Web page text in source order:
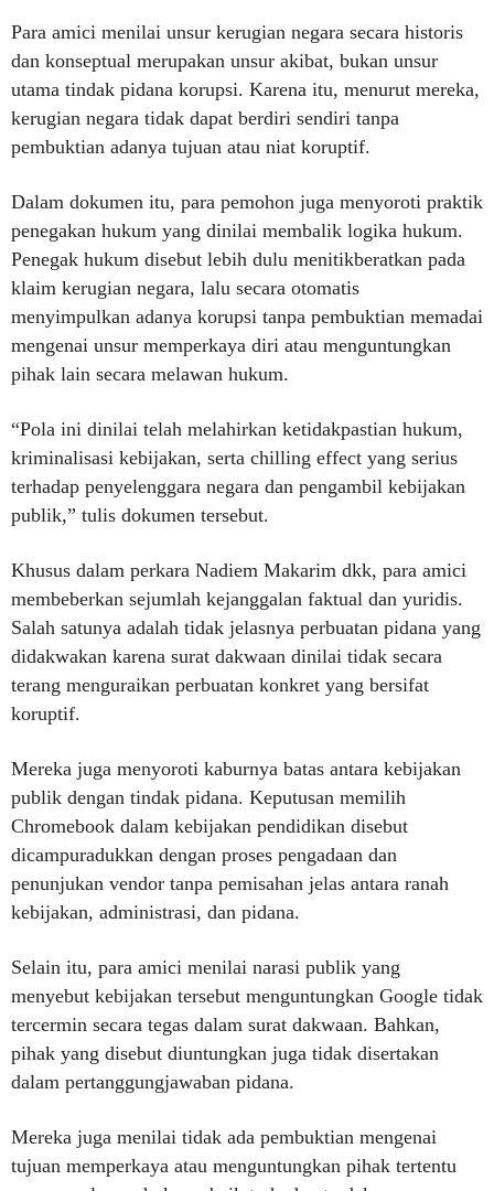
Para amici menilai unsur kerugian negara secara historis
dan konseptual merupakan unsur akibat, bukan unsur
utama tindak pidana korupsi. Karena itu, menurut mereka,
kerugian negara tidak dapat berdiri sendiri tanpa
pembuktian adanya tujuan atau niat koruptif.
Dalam dokumen itu, para pemohon juga menyoroti praktik
penegakan hukum yang dinilai membalik logika hukum.
Penegak hukum disebut lebih dulu menitikberatkan pada
klaim kerugian negara, lalu secara otomatis
menyimpulkan adanya korupsi tanpa pembuktian memadai
mengenai unsur memperkaya diri atau menguntungkan
pihak lain secara melawan hukum.
“Pola ini dinilai telah melahirkan ketidakpastian hukum,
kriminalisasi kebijakan, serta chilling effect yang serius
terhadap penyelenggara negara dan pengambil kebijakan
publik,” tulis dokumen tersebut.
Khusus dalam perkara Nadiem Makarim dkk, para amici
membeberkan sejumlah kejanggalan faktual dan yuridis.
Salah satunya adalah tidak jelasnya perbuatan pidana yang
didakwakan karena surat dakwaan dinilai tidak secara
terang menguraikan perbuatan konkret yang bersifat
koruptif.
Mereka juga menyoroti kaburnya batas antara kebijakan
publik dengan tindak pidana. Keputusan memilih
Chromebook dalam kebijakan pendidikan disebut
dicampuradukkan dengan proses pengadaan dan
penunjukan vendor tanpa pemisahan jelas antara ranah
kebijakan, administrasi, dan pidana.
Selain itu, para amici menilai narasi publik yang
menyebut kebijakan tersebut menguntungkan Google tidak
tercermin secara tegas dalam surat dakwaan. Bahkan,
pihak yang disebut diuntungkan juga tidak disertakan
dalam pertanggungjawaban pidana.
Mereka juga menilai tidak ada pembuktian mengenai
tujuan memperkaya atau menguntungkan pihak tertentu